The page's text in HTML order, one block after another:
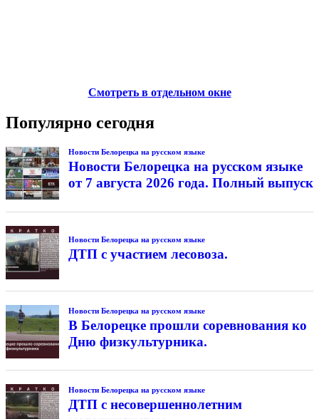
Смотреть в отдельном окне
Популярно сегодня
Новости Белорецка на русском языке
Новости Белорецка на русском языке
от 7 августа 2026 года. Полный выпуск
Новости Белорецка на русском языке
ДТП с участием лесовоза.
Новости Белорецка на русском языке
В Белорецке прошли соревнования ко
Дню физкультурника.
Новости Белорецка на русском языке
ДТП с несовершеннолетним